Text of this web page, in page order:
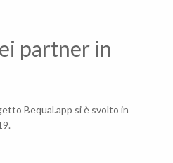
partner in
Bequal.app si è svolto in